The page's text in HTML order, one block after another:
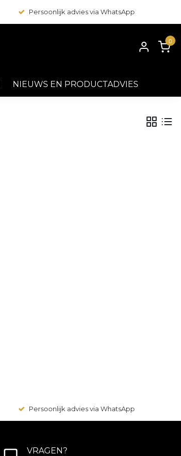
Persoonlijk advies via WhatsApp
0
NIEUWS EN PRODUCTADVIES
Persoonlijk advies via WhatsApp
VRAGEN?